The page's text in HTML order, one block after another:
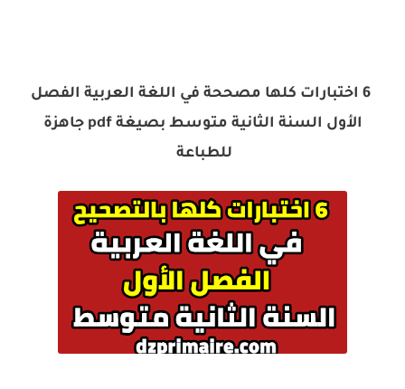
6 اختبارات كلها مصححة في اللغة العربية الفصل
الأول السنة الثانية متوسط بصيغة pdf جاهزة
للطباعة